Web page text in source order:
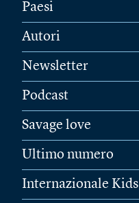
Paesi
Autori
Newsletter
Podcast
Savage love
Ultimo numero
Internazionale Kids